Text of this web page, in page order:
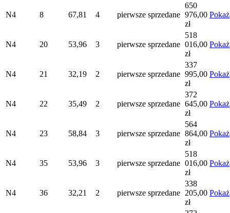
N4 8 67,81 4 pierwsze sprzedane
650
976,00
zł
Pokaż
N4 20 53,96 3 pierwsze sprzedane
518
016,00
zł
Pokaż
N4 21 32,19 2 pierwsze sprzedane
337
995,00
zł
Pokaż
N4 22 35,49 2 pierwsze sprzedane
372
645,00
zł
Pokaż
N4 23 58,84 3 pierwsze sprzedane
564
864,00
zł
Pokaż
N4 35 53,96 3 pierwsze sprzedane
518
016,00
zł
Pokaż
N4 36 32,21 2 pierwsze sprzedane
338
205,00
zł
Pokaż